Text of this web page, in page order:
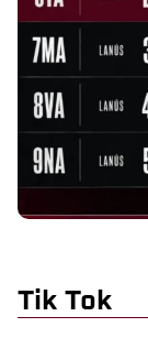
Tik Tok